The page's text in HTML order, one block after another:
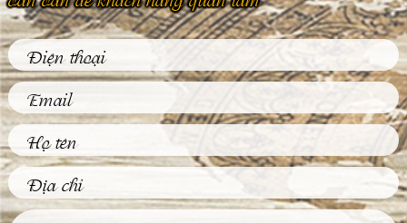
Phù Điêu Và Những
Thực Trong Đời
Sống Thường Ngày
phù điêu hiện nay
Tìm Hiểu Về Kỹ